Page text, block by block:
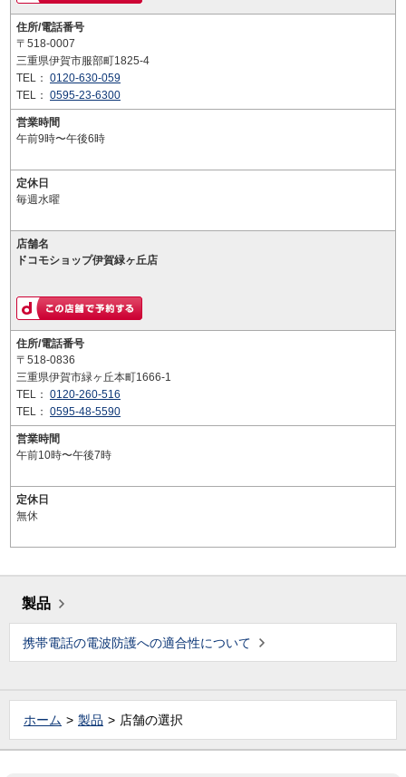
住所/電話番号
〒518-0007
三重県伊賀市服部町1825-4
TEL： 0120-630-059
TEL： 0595-23-6300
営業時間
午前9時〜午後6時
定休日
毎週水曜
店舗名
ドコモショップ伊賀緑ヶ丘店
住所/電話番号
〒518-0836
三重県伊賀市緑ヶ丘本町1666-1
TEL： 0120-260-516
TEL： 0595-48-5590
営業時間
午前10時〜午後7時
定休日
無休
製品
携帯電話の電波防護への適合性について
ホーム 製品 店舗の選択